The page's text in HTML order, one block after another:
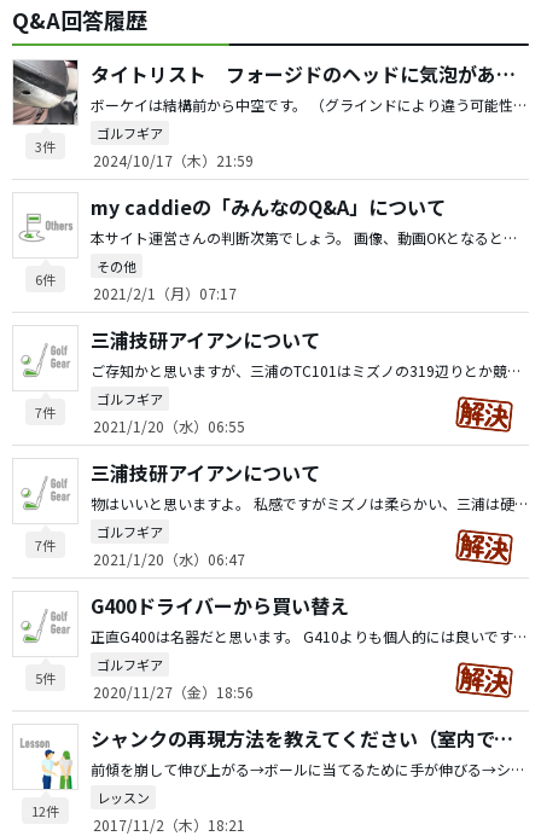
Q&A回答履歴
3件
タイトリスト フォージドのヘッドに気泡がある件
ボーケイは結構前から中空です。 （グラインドにより違う可能性もありますが） sm8か9のとき、ヘッド軽くしたくて工房でドリル穴開け&埋め依頼した時に確認しました。 今のキャロウェイ ウェッジみたいな感じに丸穴加工した際です。 性能に満足してるので、特に問題を感じてません。 削り過ぎて破損は流石に自己責任かと思われます。（素人がやった場合は特に） ウェッジはウェッジワークス含めて年に10本くらい買いますが、ボーケイはいいウェッジだと思います。
ゴルフギア
2024/10/17（木）21:59
6件
my caddieの「みんなのQ&A」について
本サイト運営さんの判断次第でしょう。 画像、動画OKとなると一気にサーバー負荷が上がります。 システム管理等、ユーザーが支払う形なら、運営様も検討してくれるかもしれません。
その他
2021/2/1（月）07:17
7件
三浦技研アイアンについて
ご存知かと思いますが、三浦のTC101はミズノの319辺りとか競合すると思います。 難易度が全然違うので、皆さん上手く比較できないかもです。 9シリーズではミズノの本当の良さは体験できていないかも知れません、、、 （優しいモデルなら他のメーカーでも良い物は多いので）
ゴルフギア
2021/1/20（水）06:55
7件
三浦技研アイアンについて
物はいいと思いますよ。 私感ですがミズノは柔らかい、三浦は硬い中に柔らかさがある。 品質は同等に高いと思います。 両者ハーフキャビティ難易度の以上のモデルで良さが出るメーカーと思います。 ただ神の手会長時代の三浦と比較すると商売優先になってます（利益を出すのが目的なので、しょうがないですが） 私は数年前、会長本人にフィッティングと研磨していただきましたが正に至高です。 競技では使ってません（結果が全てなので）が、未だに残してるのはその限定マッスルのみです。 最近の三浦を打っても、会長研磨のアイアンには敵いません。 ウェッジは会長研磨のモデルが毎月限定生産されるので、ウェッジのみお試ししてみては如何でしょう？
ゴルフギア
2021/1/20（水）06:47
5件
G400ドライバーから買い替え
正直G400は名器だと思います。 G410よりも個人的には良いです（両方購入しました） エピックフラッシュはG400よりも球離れが早く感じると思います。 変わって数ヤードかと、、、
ゴルフギア
2020/11/27（金）18:56
12件
シャンクの再現方法を教えてください（室内で、ピンポン玉で）
前傾を崩して伸び上がる→ボールに当てるために手が伸びる→シャンク です。
レッスン
2017/11/2（木）18:21